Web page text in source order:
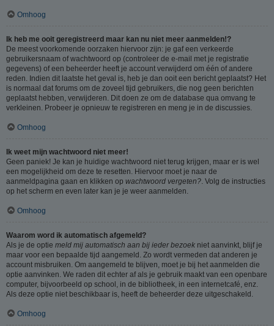
Omhoog
Ik heb me ooit geregistreerd maar kan nu niet meer aanmelden!?
De meest voorkomende oorzaken hiervoor zijn: je gaf een verkeerde
gebruikersnaam of wachtwoord op (controleer de e-mail met je registratie
gegevens) of een beheerder heeft je account verwijderd om één of andere
reden. Indien dit laatste het geval is, heb je dan ooit een bericht geplaatst? Het
is normaal dat forums om de zoveel tijd gebruikers, die nog geen berichten
geplaatst hebben, verwijderen. Dit doen ze om de database qua omvang te
verkleinen. Probeer je opnieuw te registreren en meng je in de discussies.
Omhoog
Ik weet mijn wachtwoord niet meer!
Geen paniek! Je kan je huidige wachtwoord niet terug krijgen, maar er is wel
een mogelijkheid om deze te resetten. Hiervoor moet je naar de
aanmeldpagina gaan en klikken op wachtwoord vergeten? . Volg de instructies
op het scherm en even later kan je je weer aanmelden.
Omhoog
Waarom word ik automatisch afgemeld?
Als je de optie meld mij automatisch aan bij ieder bezoek niet aanvinkt, blijf je
maar voor een bepaalde tijd aangemeld. Zo wordt vermeden dat anderen je
account misbruiken. Om aangemeld te blijven, moet je bij het aanmelden die
optie aanvinken. We raden dit echter af als je gebruik maakt van een openbare
computer, bijvoorbeeld op school, in de bibliotheek, in een internetcafé, enz.
Als deze optie niet beschikbaar is, heeft de beheerder deze uitgeschakeld.
Omhoog